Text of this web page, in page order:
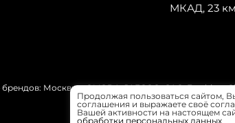
МКАД, 23
Москвич, OMODA, JAECOO, GAC, Forthing,
Продолжая пользоваться сайтом,
соглашения и выражаете своё
Вашей активности на настоящем
обработки персональных данных